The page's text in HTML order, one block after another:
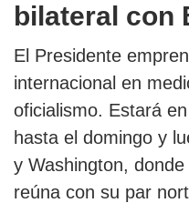
bilateral con
El Presidente
internacional en
oficialismo. Estará
hasta el domingo y
y Washington,
reúna con su par